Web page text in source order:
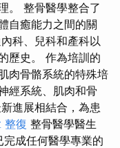
。 整骨醫學整合了
自癒能力之間的關
科、兒科和產科以
歷史。 作為培訓的
肉骨骼系統的特殊培
經系統、肌肉和骨
進展相結合，為患
整復 整骨醫學醫生
成任何醫學專業的